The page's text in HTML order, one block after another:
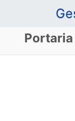
Portaria